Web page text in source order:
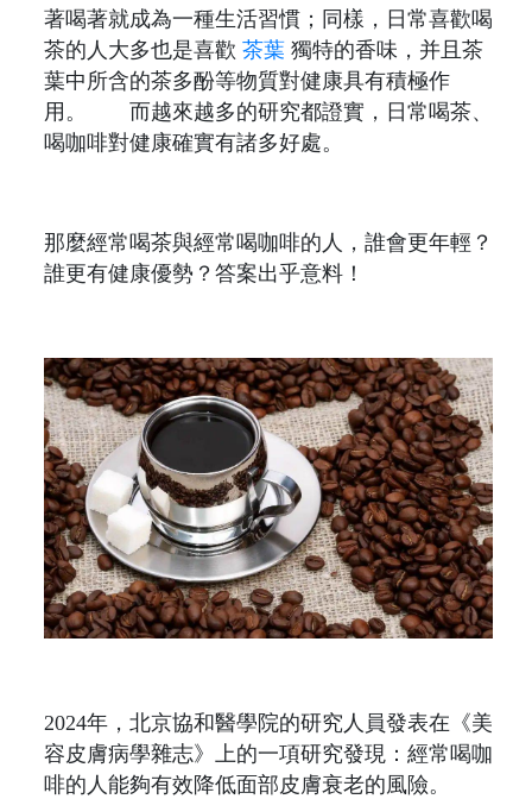
著喝著就成為一種生活習慣；同樣，日常喜歡喝
茶的人大多也是喜歡 茶葉 獨特的香味，并且茶
葉中所含的茶多酚等物質對健康具有積極作
用。 而越來越多的研究都證實，日常喝茶、
喝咖啡對健康確實有諸多好處。
那麼經常喝茶與經常喝咖啡的人，誰會更年輕？
誰更有健康優勢？答案出乎意料！
2024年，北京協和醫學院的研究人員發表在《美
容皮膚病學雜志》上的一項研究發現：經常喝咖
啡的人能夠有效降低面部皮膚衰老的風險。